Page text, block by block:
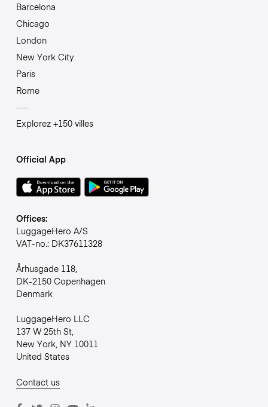
Barcelona
Chicago
London
New York City
Paris
Rome
Explorez +150 villes
Official App
Offices:
LuggageHero A/S
VAT-no.: DK37611328
Århusgade 118,
DK-2150 Copenhagen
Denmark
LuggageHero LLC
137 W 25th St,
New York, NY 10011
United States
Contact us